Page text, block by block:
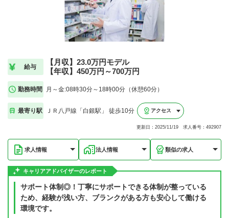
給与
【月収】23.0万円モデル
【年収】450万円～700万円
勤務時間 月～金:08時30分～18時00分（休憩60分）
最寄り駅 ＪＲ八戸線「白銀駅」 徒歩10分 アクセス
更新日：2025/11/19 求人番号：492907
求人情報 法人情報 類似の求人
キャリアアドバイザーのレポート
サポート体制◎！丁寧にサポートできる体制が整っている
ため、経験が浅い方、ブランクがある方も安心して働ける
環境です。